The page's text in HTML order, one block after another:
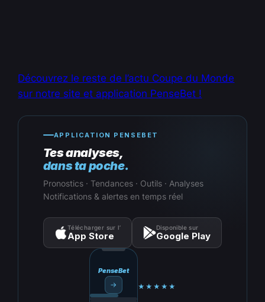
Découvrez le reste de l’actu Coupe du Monde
sur notre site et application PenseBet !
APPLICATION PENSEBET
Tes analyses,
dans ta poche.
Pronostics · Tendances · Outils · Analyses
Notifications & alertes en temps réel
Télécharger sur l’
App Store
Disponible sur
Google Play
PenseBet
→ ★★★★★